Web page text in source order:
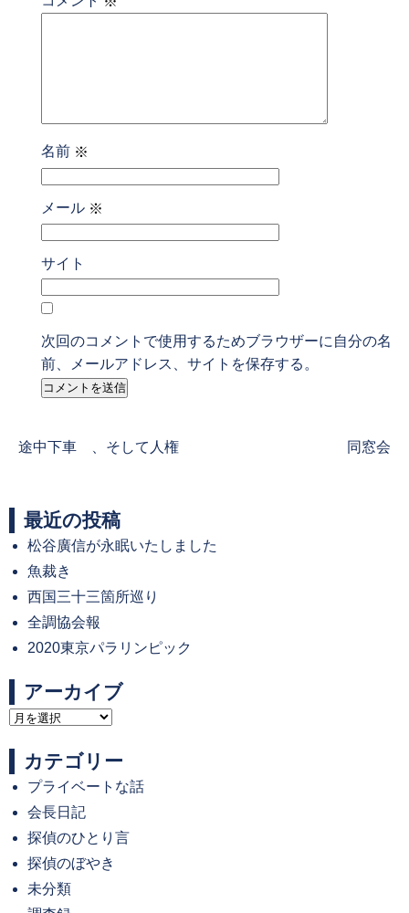
名前 ※
メール ※
サイト
次回のコメントで使用するためブラウザーに自分の名
前、メールアドレス、サイトを保存する。
Previous
途中下車 、そして人権
Next
同窓会
最近の投稿
松谷廣信が永眠いたしました
魚裁き
西国三十三箇所巡り
全調協会報
2020東京パラリンピック
アーカイブ
ア
イ
ブ
カテゴリー
プライベートな話
会長日記
探偵のひとり言
探偵のぼやき
未分類